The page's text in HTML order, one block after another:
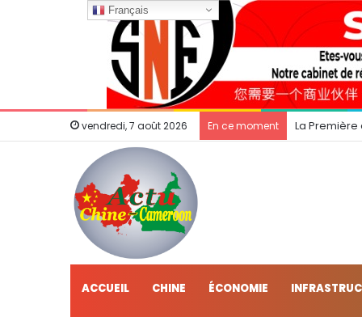
vendredi, 7 août 2026 En ce moment La
ACCUEIL CHINE ÉCONOMIE
Français